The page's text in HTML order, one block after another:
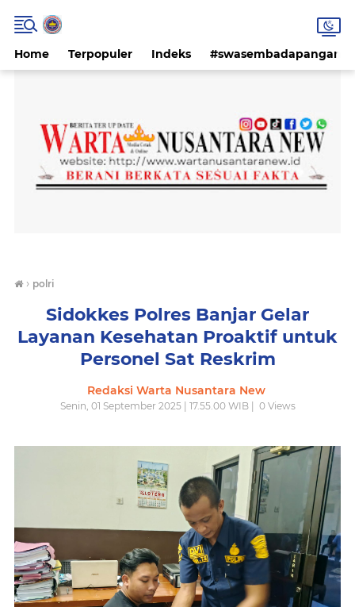
Home Terpopuler Indeks #swasembadapangan
› polri
Sidokkes Polres Banjar Gelar
Layanan Kesehatan Proaktif untuk
Personel Sat Reskrim
Redaksi Warta Nusantara New
Senin, 01 September 2025 | 17.55.00 WIB | 0Views